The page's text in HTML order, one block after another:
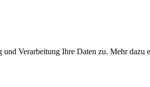
Verarbeitung Ihre Daten zu. Mehr dazu